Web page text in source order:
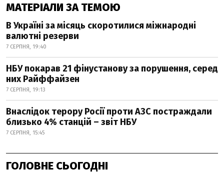
МАТЕРІАЛИ ЗА ТЕМОЮ
В Україні за місяць скоротилися міжнародні
валютні резерви
7 СЕРПНЯ, 19:40
НБУ покарав 21 фінустанову за порушення, серед
них Райффайзен
7 СЕРПНЯ, 19:13
Внаслідок терору Росії проти АЗС постраждали
близько 4% станцій – звіт НБУ
7 СЕРПНЯ, 15:45
ГОЛОВНЕ СЬОГОДНІ